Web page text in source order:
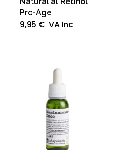
Pro-Age
9,95 € IVA Inc